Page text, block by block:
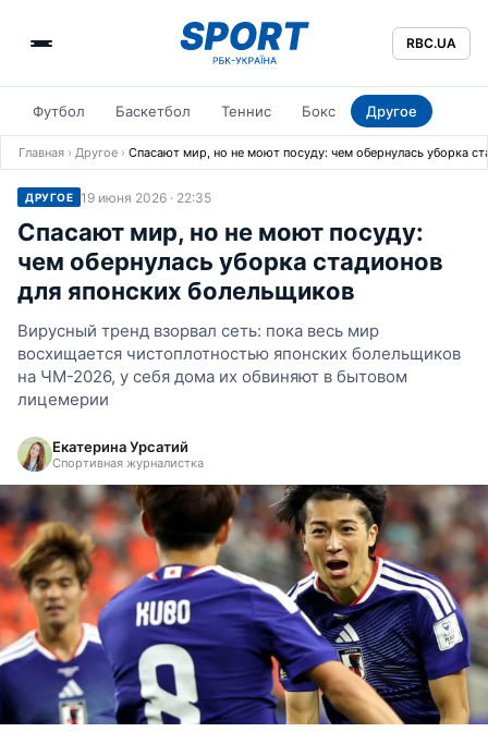
RBC.UA
Футбол Баскетбол Теннис Бокс Другое
Главная › Другое › Спасают мир, но не моют посуду: чем обернулась уборка
ДРУГОЕ 19 июня 2026 · 22:35
Спасают мир, но не моют посуду:
чем обернулась уборка стадионов
для японских болельщиков
Вирусный тренд взорвал сеть: пока весь мир
восхищается чистоплотностью японских болельщиков
на ЧМ-2026, у себя дома их обвиняют в бытовом
лицемерии
Екатерина Урсатий
Спортивная журналистка